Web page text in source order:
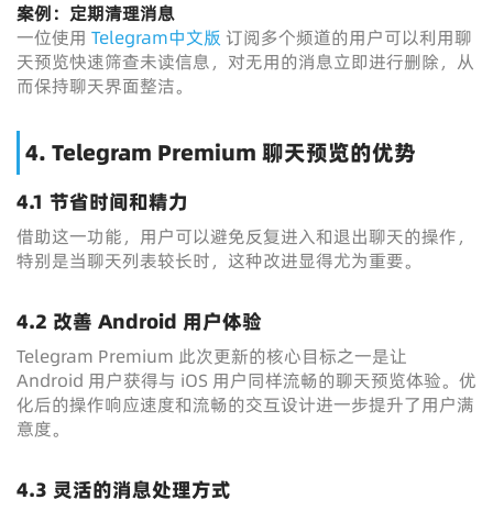
案例：定期清理消息
一位使用 Telegram中文版 订阅多个频道的用户可以利用聊
天预览快速筛查未读信息，对无用的消息立即进行删除，从
而保持聊天界面整洁。
4. Telegram Premium 聊天预览的优势
4.1 节省时间和精力
借助这一功能，用户可以避免反复进入和退出聊天的操作，
特别是当聊天列表较长时，这种改进显得尤为重要。
4.2 改善 Android 用户体验
Telegram Premium 此次更新的核心目标之一是让
Android 用户获得与 iOS 用户同样流畅的聊天预览体验。优
化后的操作响应速度和流畅的交互设计进一步提升了用户满
意度。
4.3 灵活的消息处理方式